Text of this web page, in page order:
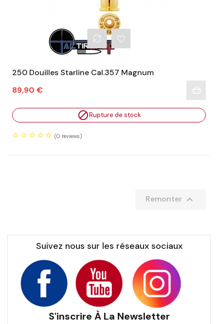
250 Douilles Starline Cal.357 Magnum
Prix
89,90 €
Rupture de stock
(0 reviews)
Remonter 
Suivez nous sur les réseaux sociaux
S'inscrire À La Newsletter